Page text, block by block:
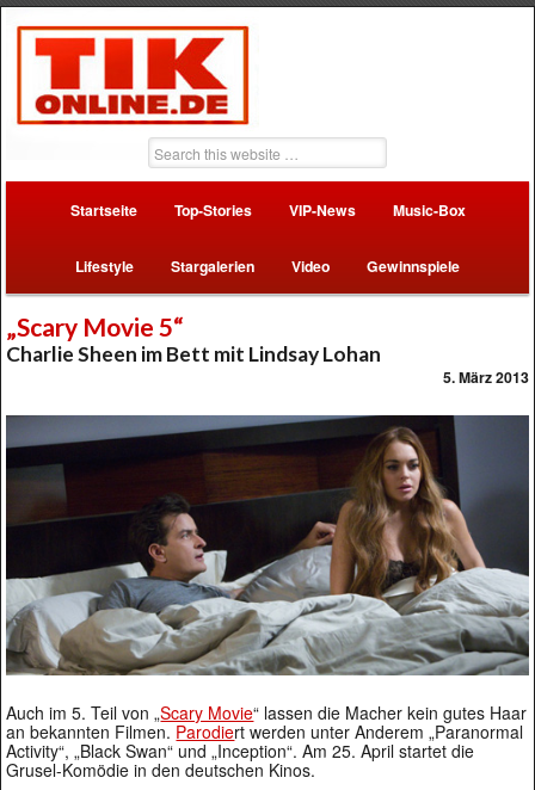
Startseite Top-Stories VIP-News Music-Box
Lifestyle Stargalerien Video Gewinnspiele
„Scary Movie 5“
Charlie Sheen im Bett mit Lindsay Lohan
5. März 2013
Auch im 5. Teil von „Scary Movie“ lassen die Macher kein gutes Haar
an bekannten Filmen. Parodiert werden unter Anderem „Paranormal
Activity“, „Black Swan“ und „Inception“. Am 25. April startet die
Grusel-Komödie in den deutschen Kinos.